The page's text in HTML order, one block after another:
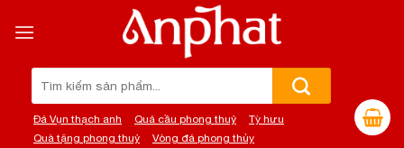
đến
Đá Vụn thạch anh Quả cầu phong thuỷ
Tỳ hưu
Quà tặng phong thuỷ
Vòng đá phong thủy